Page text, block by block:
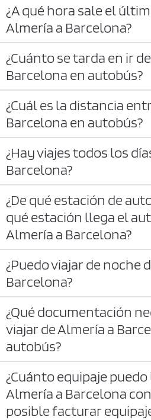
¿A qué hora sale el
Almería a Barcelona?
¿Cuánto se tarda en ir
Barcelona en autobús?
¿Cuál es la distancia
Barcelona en autobús?
¿Hay viajes todos los
Barcelona?
¿De qué estación de
qué estación llega el
Almería a Barcelona?
¿Puedo viajar de noche
Barcelona?
¿Qué documentación
viajar de Almería a
autobús?
¿Cuánto equipaje
Almería a Barcelona con
posible facturar